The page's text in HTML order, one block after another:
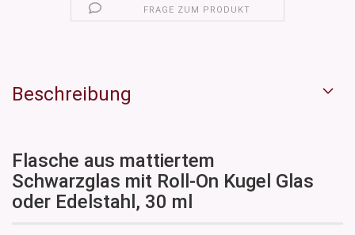
FRAGE ZUM PRODUKT
Beschreibung
Flasche aus mattiertem
Schwarzglas mit Roll-On Kugel Glas
oder Edelstahl, 30 ml